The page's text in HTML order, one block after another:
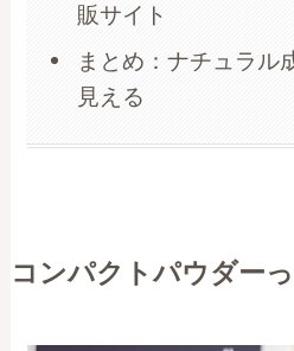
販サイト
まとめ：ナチュラル
見える
コンパクトパウダー